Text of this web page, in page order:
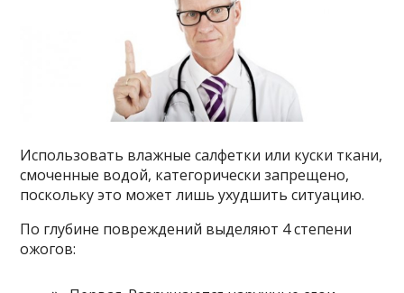
Использовать влажные салфетки или куски ткани,
смоченные водой, категорически запрещено,
поскольку это может лишь ухудшить ситуацию.
По глубине повреждений выделяют 4 степени
ожогов: